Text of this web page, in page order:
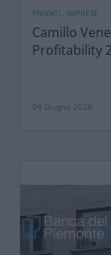
PRIVATI, IMPRESE
Camillo
Profitability
04 Giugno 2026